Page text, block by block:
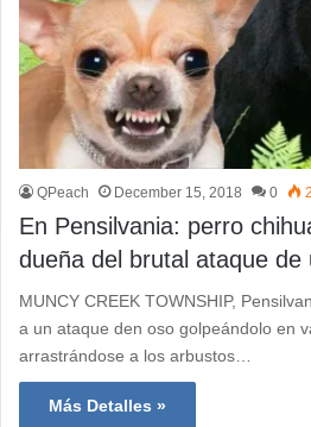
QPeach December 15, 2018 0
En Pensilvania: perro
dueña del brutal ataque de
MUNCY CREEK TOWNSHIP,
a un ataque den oso golpeándolo en
arrastrándose a los arbustos…
Más Detalles »